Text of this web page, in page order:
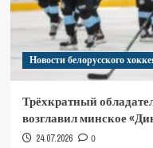
Новости белорусского
Трёхкратный
возглавил минское
24.07.2026 0